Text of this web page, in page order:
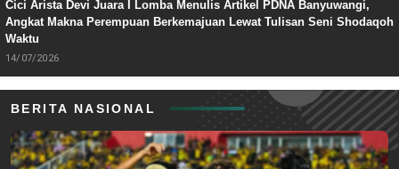
Cici Arista Devi Juara I Lomba Menulis Artikel PDNA Banyuwangi,
Angkat Makna Perempuan Berkemajuan Lewat Tulisan Seni Shodaqoh
Waktu
14/07/2026
BERITA NASIONAL